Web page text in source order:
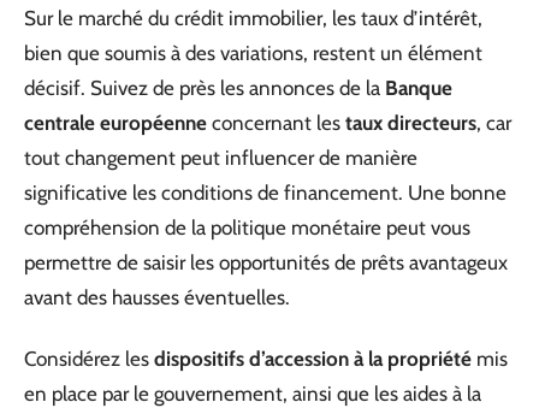
Sur le marché du crédit immobilier, les taux d’intérêt,
bien que soumis à des variations, restent un élément
décisif. Suivez de près les annonces de la Banque
centrale européenne concernant les taux directeurs, car
tout changement peut influencer de manière
significative les conditions de financement. Une bonne
compréhension de la politique monétaire peut vous
permettre de saisir les opportunités de prêts avantageux
avant des hausses éventuelles.
Considérez les dispositifs d’accession à la propriété mis
en place par le gouvernement, ainsi que les aides à la